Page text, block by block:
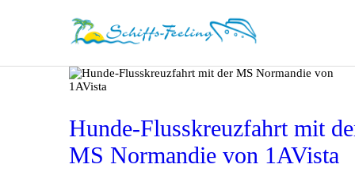
Hunde-Flusskreuzfahrt mit
MS Normandie von 1AVista